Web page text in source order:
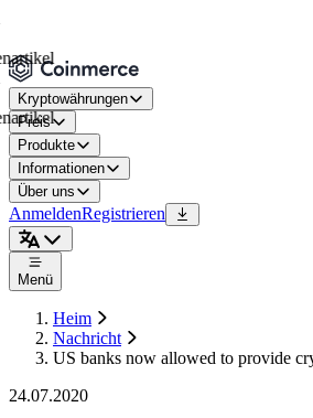
Kryptowährungen
Preis
Produkte
Informationen
Über uns
AnmeldenRegistrieren
Menü
Heim
Nachricht
US banks now allowed to provide
24.07.2020